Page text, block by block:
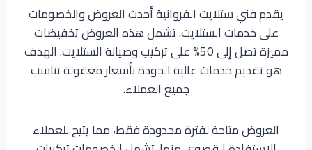
يقدم فني ستلايت الفروانية أحدث العروض والخصومات
على خدمات الستلايت. تشمل هذه العروض تخفيضات
مميزة تصل إلى 50% على تركيب وصيانة الستلايت. الهدف
هو تقديم خدمات عالية الجودة بأسعار معقولة تناسب
جميع العملاء.
العروض متاحة لفترة محدودة فقط، مما يتيح للعملاء